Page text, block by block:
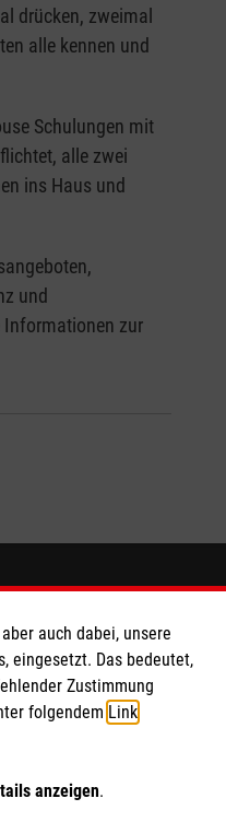
drücken, zweimal
alle kennen und
Schulungen mit
alle zwei
ins Haus und
und
Informationen zur
auch dabei, unsere
eingesetzt. Das bedeutet,
Zustimmung
folgendem Link
anzeigen.